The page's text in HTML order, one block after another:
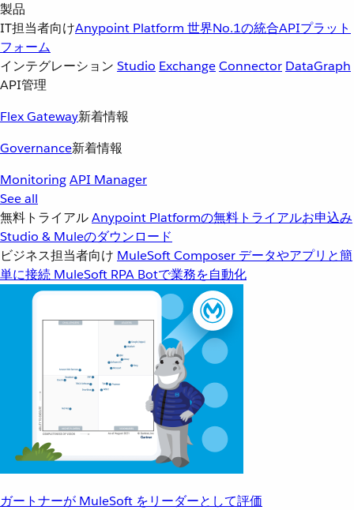
製品
IT担当者向けAnypoint Platform 世界No.1の統合APIプラット
フォーム
インテグレーション Studio ExchangeConnector DataGraph
API管理
Flex Gateway新着情報
Governance新着情報
MonitoringAPI Manager
See all
無料トライアルAnypoint Platformの無料トライアルお申込み
Studio & Muleのダウンロード
ビジネス担当者向け MuleSoft Composer データやアプリと簡
単に接続 MuleSoft RPA Botで業務を自動化
ガートナーが MuleSoft をリーダーとして評価